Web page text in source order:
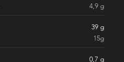
4,9 g
39 g
15g
0,7 g